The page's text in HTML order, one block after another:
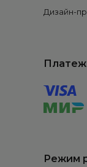
Дизайн-
Режим